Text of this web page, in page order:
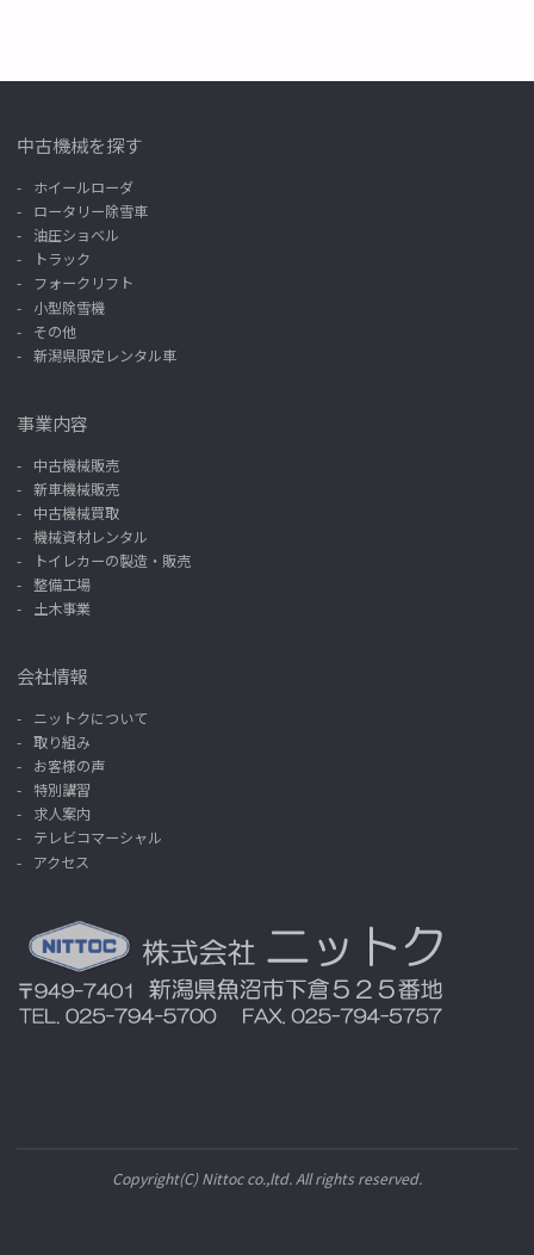
中古機械を探す
ホイールローダ
ロータリー除雪車
油圧ショベル
トラック
フォークリフト
小型除雪機
その他
新潟県限定レンタル車
事業内容
中古機械販売
新車機械販売
中古機械買取
機械資材レンタル
トイレカーの製造・販売
整備工場
土木事業
会社情報
ニットクについて
取り組み
お客様の声
特別講習
求人案内
テレビコマーシャル
アクセス
Copyright(C) Nittoc co.,ltd. All rights reserved.